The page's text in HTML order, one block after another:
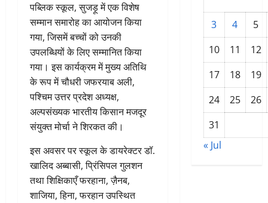
पब्लिक स्कूल, सुजड़ू में एक विशेष
सम्मान समारोह का आयोजन किया
गया, जिसमें बच्चों को उनकी
उपलब्धियों के लिए सम्मानित किया
गया। इस कार्यक्रम में मुख्य अतिथि
के रूप में चौधरी जफरयाब अली,
पश्चिम उत्तर प्रदेश अध्यक्ष,
अल्पसंख्यक भारतीय किसान मजदूर
संयुक्त मोर्चा ने शिरकत की।
इस अवसर पर स्कूल के डायरेक्टर डॉ.
खालिद अब्बासी, प्रिंसिपल गुलशन
तथा शिक्षिकाएँ फरहाना, ज़ैनब,
शाजिया, हिना, फरहान उपस्थित
3 4
5
10
11
12
17
18
19
24
25
26
31
« Jul